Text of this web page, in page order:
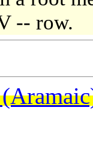
-- row.